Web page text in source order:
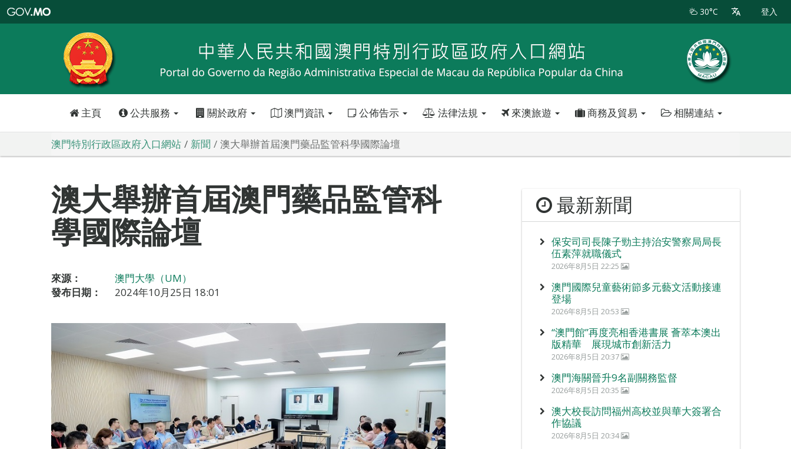
特
政
區
政
口
30°C 登入
主頁 公共服務 關於政府 澳門資訊 公佈告示 法律法規 來澳旅遊 商務及貿易 相關連結
澳門特別行政區政府入口網站 新聞 澳大舉辦首屆澳門藥品監管科學國際論壇
澳大舉辦首屆澳門藥品監管科
學國際論壇
來源：
澳門大學（UM）
發布日期：
2024年10月25日 18:01
最新新聞
保安司司長陳子勁主持治安警察局局長
伍素萍就職儀式
2026年8月5日 22:25
澳門國際兒童藝術節多元藝文活動接連
登場
2026年8月5日 20:53
“澳門館”再度亮相香港書展 薈萃本澳出
版精華 展現城市創新活力
2026年8月5日 20:37
澳門海關晉升9名副關務監督
2026年8月5日 20:35
澳大校長訪問福州高校並與華大簽署合
作協議
2026年8月5日 20:34